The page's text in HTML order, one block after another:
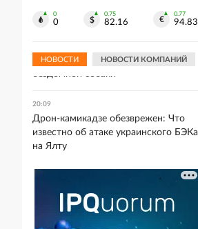
0
0
0.75
82.16
0.77
94.83
НОВОСТИ НОВОСТИ КОМПАНИЙ
оштрафовали за нападение
бездомной собаки
20:09
Дрон-камикадзе обезврежен: Что
известно об атаке украинского БЭКа
на Ялту